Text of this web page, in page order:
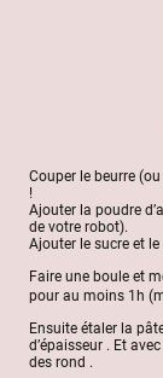
Couper le beurre
!
Ajouter la poudre
de votre robot).
Ajouter le sucre et
Faire une boule et
pour au moins 1h
Ensuite étaler la
d’épaisseur . Et
des rond .